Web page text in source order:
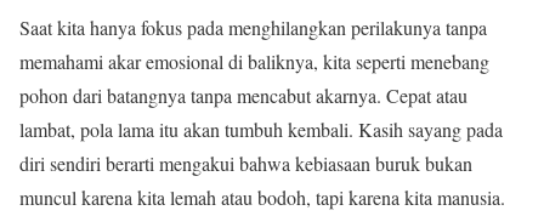
Saat kita hanya fokus pada menghilangkan perilakunya tanpa
memahami akar emosional di baliknya, kita seperti menebang
pohon dari batangnya tanpa mencabut akarnya. Cepat atau
lambat, pola lama itu akan tumbuh kembali. Kasih sayang pada
diri sendiri berarti mengakui bahwa kebiasaan buruk bukan
muncul karena kita lemah atau bodoh, tapi karena kita manusia.